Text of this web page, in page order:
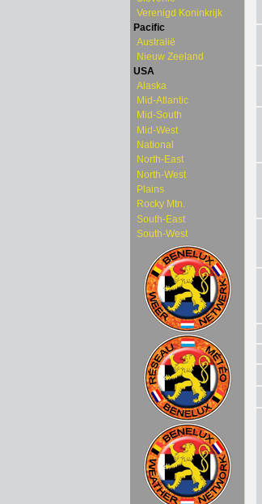
Verenigd Koninkrijk
Pacific
Australië
Nieuw Zeeland
USA
Alaska
Mid-Atlantic
Mid-South
Mid-West
National
North-East
North-West
Plains
Rocky Mtn.
South-East
South-West